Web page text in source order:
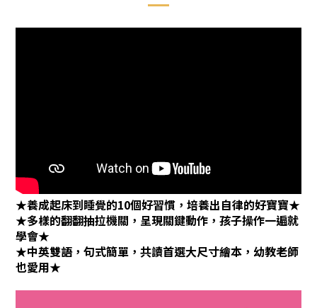
★養成起床到睡覺的10個好習慣，培養出自律的好寶寶★
★多樣的翻翻抽拉機關，呈現關鍵動作，孩子操作一遍就
學會★
★中英雙語，句式簡單，共讀首選大尺寸繪本，幼教老師
也愛用★